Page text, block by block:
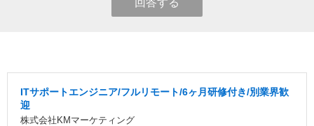
回答する
ITサポートエンジニア/フルリモート/6ヶ月研修付き/別業界歓
迎
株式会社KMマーケティング